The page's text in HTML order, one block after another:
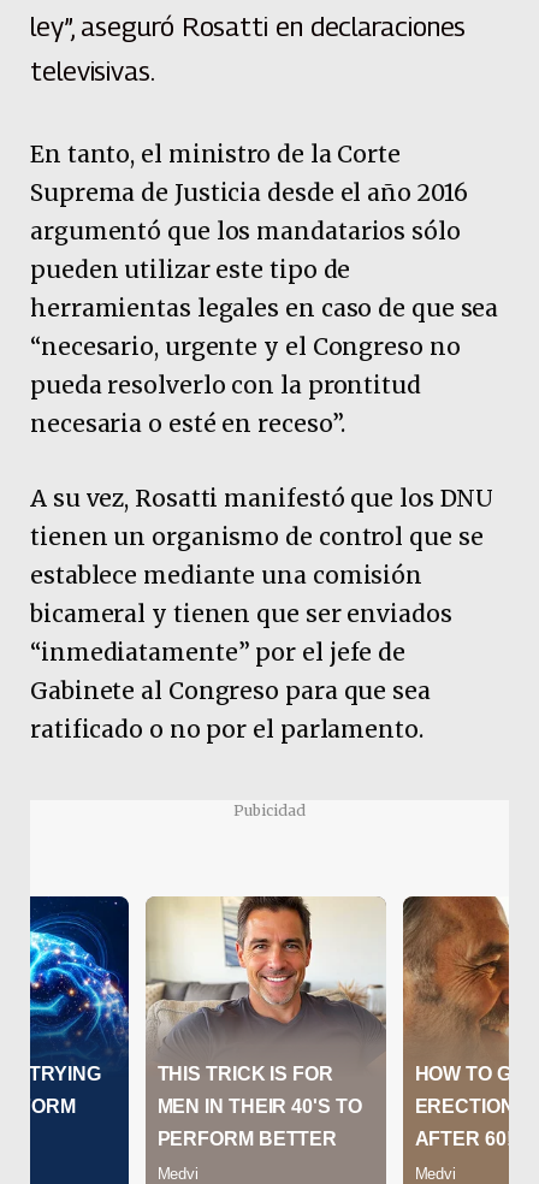
ley”, aseguró Rosatti en declaraciones
televisivas.
En tanto, el ministro de la Corte
Suprema de Justicia desde el año 2016
argumentó que los mandatarios sólo
pueden utilizar este tipo de
herramientas legales en caso de que sea
“necesario, urgente y el Congreso no
pueda resolverlo con la prontitud
necesaria o esté en receso”.
A su vez, Rosatti manifestó que los DNU
tienen un organismo de control que se
establece mediante una comisión
bicameral y tienen que ser enviados
“inmediatamente” por el jefe de
Gabinete al Congreso para que sea
ratificado o no por el parlamento.
Pubicidad